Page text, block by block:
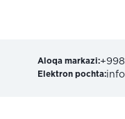
Aloqa markazi:
Elektron pochta: